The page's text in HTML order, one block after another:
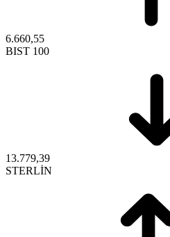
6.660,55
BIST 100
13.779,39
STERLİN